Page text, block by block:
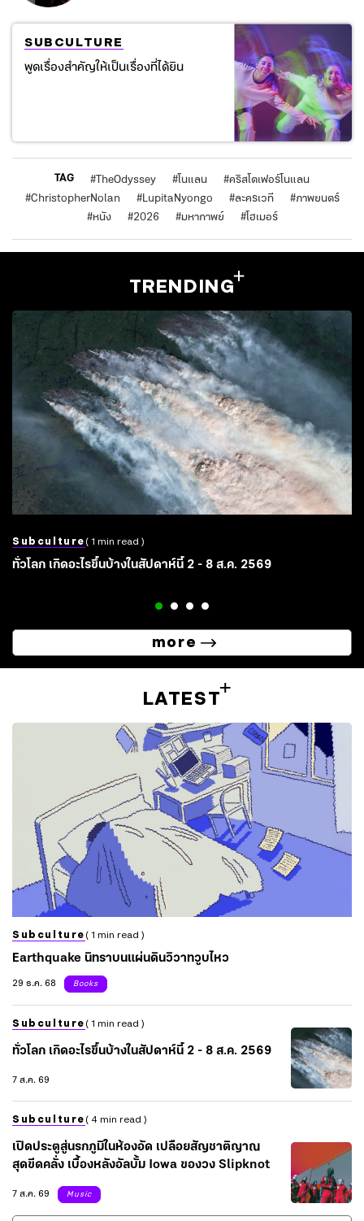
SUBCULTURE
พูดเรื่องสำคัญให้เป็นเรื่องที่ได้ยิน
TAG #TheOdyssey #โนแลน #คริสโตเฟอร์โนแลน
#ChristopherNolan #LupitaNyongo #ละครเวที #ภาพยนตร์
#หนัง #2026 #มหากาพย์ #โฮเมอร์
TRENDING
Subculture ( 1 min read )
ทั่วโลก เกิดอะไรขึ้นบ้างในสัปดาห์นี้ 2 - 8 ส.ค. 2569
more
LATEST
Subculture ( 1 min read )
Earthquake นิทราบนแผ่นดินวิวาทวูบไหว
29 ธ.ค. 68
Books
Subculture ( 1 min read )
ทั่วโลก เกิดอะไรขึ้นบ้างในสัปดาห์นี้ 2 - 8 ส.ค. 2569
7 ส.ค. 69
Subculture ( 4 min read )
เปิดประตูสู่นรกภูมิในห้องอัด เปลือยสัญชาติญาณ
สุดขีดคลั่ง เบื้องหลังอัลบั้ม Iowa ของวง Slipknot
7 ส.ค. 69
Music